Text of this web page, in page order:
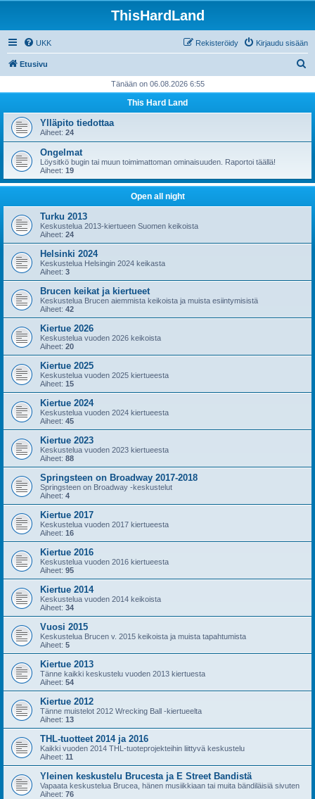
ThisHardLand
UKK Kirjaudu sisään
Rekisteröidy
Etusivu
i
Tänään on 06.08.2026 6:55
This Hard Land
Ylläpito tiedottaa
Aiheet: 24
Ongelmat
Löysitkö bugin tai muun toimimattoman ominaisuuden. Raportoi täällä!
Aiheet: 19
Open all night
Turku 2013
Keskustelua 2013-kiertueen Suomen keikoista
Aiheet: 24
Helsinki 2024
Keskustelua Helsingin 2024 keikasta
Aiheet: 3
Brucen keikat ja kiertueet
Keskustelua Brucen aiemmista keikoista ja muista esiintymisistä
Aiheet: 42
Kiertue 2026
Keskustelua vuoden 2026 keikoista
Aiheet: 20
Kiertue 2025
Keskustelua vuoden 2025 kiertueesta
Aiheet: 15
Kiertue 2024
Keskustelua vuoden 2024 kiertueesta
Aiheet: 45
Kiertue 2023
Keskustelua vuoden 2023 kiertueesta
Aiheet: 88
Springsteen on Broadway 2017-2018
Springsteen on Broadway -keskustelut
Aiheet: 4
Kiertue 2017
Keskustelua vuoden 2017 kiertueesta
Aiheet: 16
Kiertue 2016
Keskustelua vuoden 2016 kiertueesta
Aiheet: 95
Kiertue 2014
Keskustelua vuoden 2014 keikoista
Aiheet: 34
Vuosi 2015
Keskustelua Brucen v. 2015 keikoista ja muista tapahtumista
Aiheet: 5
Kiertue 2013
Tänne kaikki keskustelu vuoden 2013 kiertuesta
Aiheet: 54
Kiertue 2012
Tänne muistelot 2012 Wrecking Ball -kiertueelta
Aiheet: 13
THL-tuotteet 2014 ja 2016
Kaikki vuoden 2014 THL-tuoteprojekteihin liittyvä keskustelu
Aiheet: 11
Yleinen keskustelu Brucesta ja E Street Bandistä
Vapaata keskustelua Brucea, hänen musiikkiaan tai muita bändiläisiä sivuten
Aiheet: 76